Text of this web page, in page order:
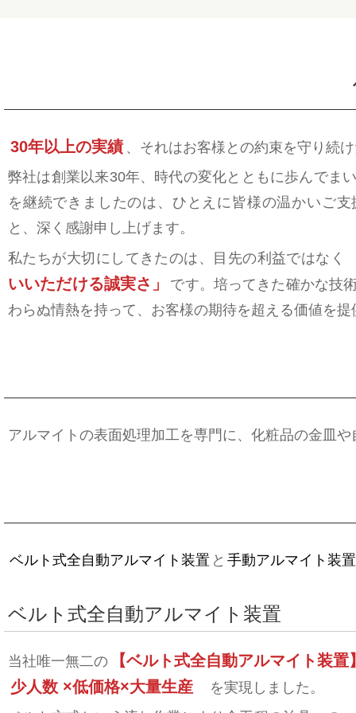
30年以上の実績 、それはお客様との約束を守り続
弊社は創業以来30年、時代の変化とともに歩んでま
を継続できましたのは、ひとえに皆様の温かいご
と、深く感謝申し上げます。
私たちが大切にしてきたのは、目先の利益ではなく
いいただける誠実さ」
です。培ってきた確かな技
わらぬ情熱を持って、お客様の期待を超える価値を
アルマイトの表面処理加工を専門に、化粧品の金皿
ベルト式全自動アルマイト装置 と 手動アルマイト装置
ベルト式全自動アルマイト装置
当社唯一無二の
【ベルト式全自動アルマイト装置
少人数 ×低価格×大量生産
を実現しました。